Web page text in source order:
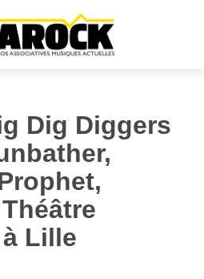
principal
Dig Diggers
Lille